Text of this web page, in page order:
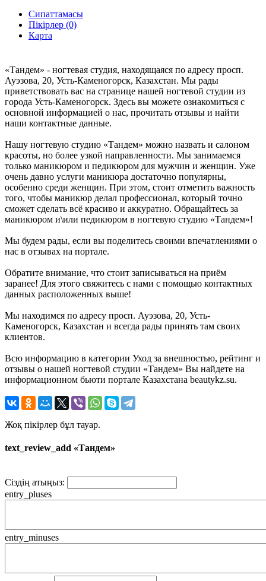
Сипаттамасы
Пікірлер (0)
Карта
«Тандем» - ногтевая студия, находящаяся по адресу просп.
Ауэзова, 20, Усть-Каменогорск, Казахстан. Мы рады
приветствовать вас на странице нашей ногтевой студии из
города Усть-Каменогорск. Здесь вы можете ознакомиться с
основной информацией о нас, прочитать отзывы и найти
наши контактные данные.
Нашу ногтевую студию «Тандем» можно назвать и салоном
красоты, но более узкой направленности. Мы занимаемся
только маникюром и педикюром для мужчин и женщин. Уже
очень давно услуги маникюра достаточно популярны,
особенно среди женщин. При этом, стоит отметить важность
того, чтобы маникюр делал профессионал, который точно
сможет сделать всё красиво и аккуратно. Обращайтесь за
маникюром и\или педикюром в ногтевую студию «Тандем»!
Мы будем рады, если вы поделитесь своими впечатлениями о
нас в отзывах на портале.
Обратите внимание, что стоит записываться на приём
заранее! Для этого свяжитесь с нами с помощью контактных
данных расположенных выше!
Мы находимся по адресу просп. Ауэзова, 20, Усть-
Каменогорск, Казахстан и всегда рады принять там своих
клиентов.
Всю информацию в категории Уход за внешностью, рейтинг и
отзывы о нашей ногтевой студии «Тандем» Вы найдете на
информационном бьюти портале Казахстана beautykz.su.
Жоқ пікірлер бұл тауар.
text_review_add «Тандем»
Сіздің атыңыз:
entry_pluses
entry_minuses